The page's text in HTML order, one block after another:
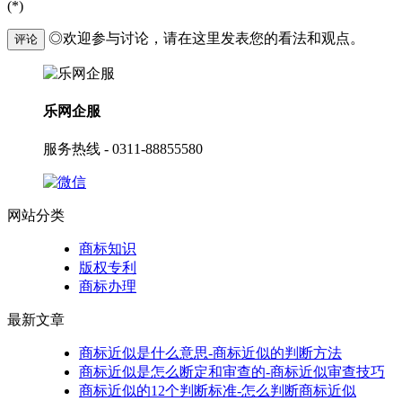
(*)
评论 ◎欢迎参与讨论，请在这里发表您的看法和观点。
乐网企服
服务热线 - 0311-88855580
网站分类
商标知识
版权专利
商标办理
最新文章
商标近似是什么意思-商标近似的判断方法
商标近似是怎么断定和审查的-商标近似审查技巧
商标近似的12个判断标准-怎么判断商标近似